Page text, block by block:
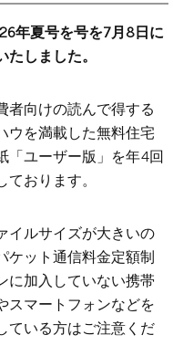
年夏号を号を7月8日に
たしました。
者向けの読んで得する
ウを満載した無料住宅
「ユーザー版」を年4回
ております。
イルサイズが大きいの
ケット通信料金定額制
に加入していない携帯
スマートフォンなどを
ている方はご注意くだ